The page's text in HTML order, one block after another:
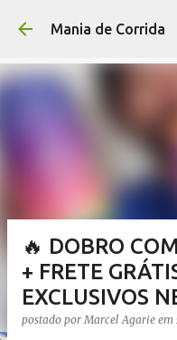
Mania de Corrida
🔥 DOBRO
+ FRETE
EXCLUSIVOS
postado porMarcel Agarie em